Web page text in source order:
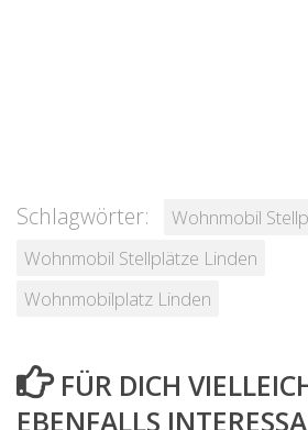
Schlagwörter:
Wohnmobil
Wohnmobil Stellplätze Linden
Wohnmobilplatz Linden
FÜR DICH
EBENFALLS